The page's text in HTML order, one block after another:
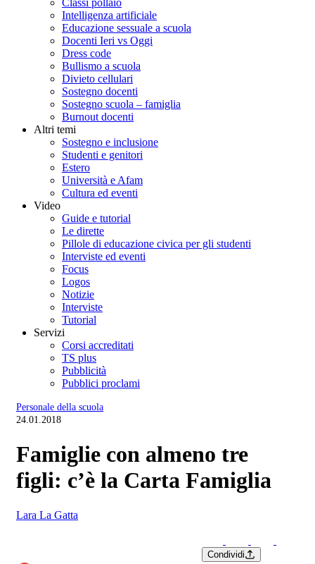
Classi pollaio
Intelligenza artificiale
Educazione sessuale a scuola
Docenti Ieri vs Oggi
Dress code
Bullismo a scuola
Divieto cellulari
Sostegno docenti
Sostegno scuola – famiglia
Burnout docenti
Altri temi
Sostegno e inclusione
Studenti e genitori
Estero
Università e Afam
Cultura ed eventi
Video
Guide e tutorial
Le dirette
Pillole di educazione civica per gli studenti
Interviste ed eventi
Focus
Logos
Notizie
Interviste
Tutorial
Servizi
Corsi accreditati
TS plus
Pubblicità
Pubblici proclami
Personale della scuola
24.01.2018
Famiglie con almeno tre
figli: c’è la Carta Famiglia
Lara La Gatta
Condividi